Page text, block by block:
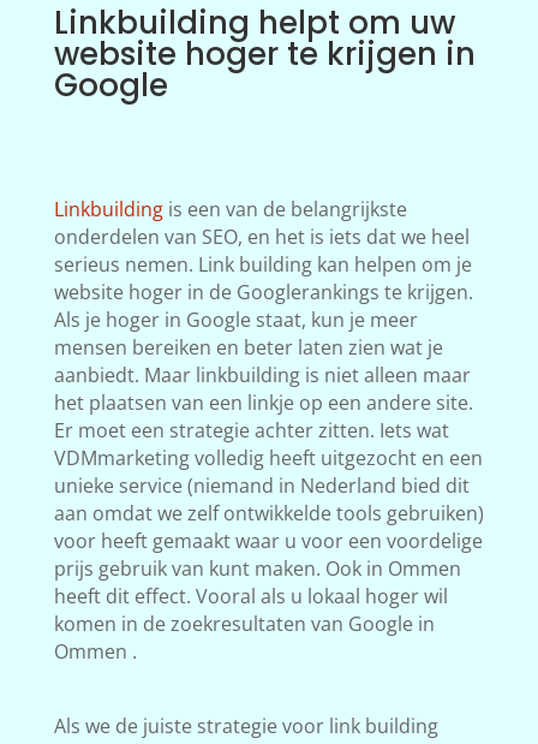
Linkbuilding helpt om uw
website hoger te krijgen in
Google
Linkbuildingis een van de belangrijkste
onderdelen van SEO, en het is iets dat we heel
serieus nemen. Link building kan helpen om je
website hoger in de Googlerankings te krijgen.
Als je hoger in Google staat, kun je meer
mensen bereiken en beter laten zien wat je
aanbiedt. Maar linkbuilding is niet alleen maar
het plaatsen van een linkje op een andere site.
Er moet een strategie achter zitten. Iets wat
VDMmarketing volledig heeft uitgezocht en een
unieke service (niemand in Nederland bied dit
aan omdat we zelf ontwikkelde tools gebruiken)
voor heeft gemaakt waar u voor een voordelige
prijs gebruik van kunt maken. Ook in Ommen
heeft dit effect. Vooral als u lokaal hoger wil
komen in de zoekresultaten van Google in
Ommen .
Als we de juiste strategie voor link building